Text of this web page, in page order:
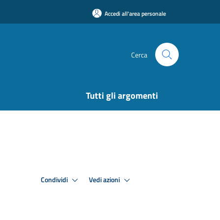
Accedi all'area personale
Cerca
Tutti gli argomenti
Condividi Vedi azioni